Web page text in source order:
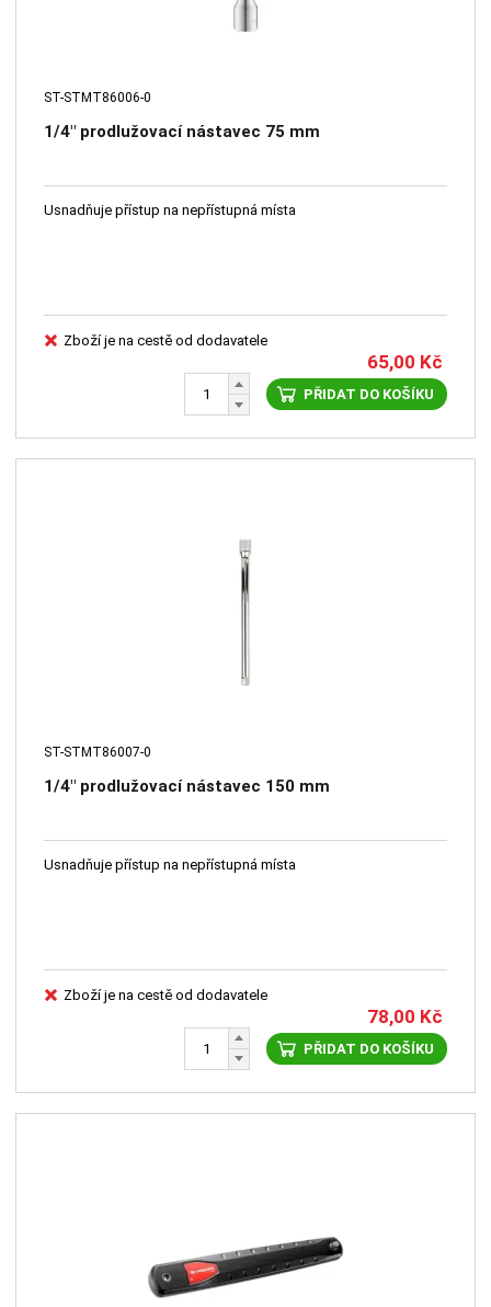
ST-STMT86006-0
1/4" prodlužovací nástavec 75 mm
Usnadňuje přístup na nepřístupná místa
Zboží je na cestě od dodavatele
65,00 Kč
PŘIDAT DO KOŠÍKU
ST-STMT86007-0
1/4" prodlužovací nástavec 150 mm
Usnadňuje přístup na nepřístupná místa
Zboží je na cestě od dodavatele
78,00 Kč
PŘIDAT DO KOŠÍKU